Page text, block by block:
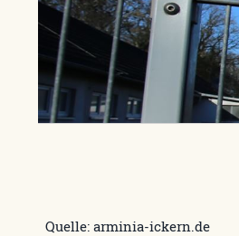
Quelle: arminia-ickern.de